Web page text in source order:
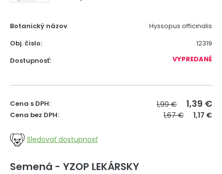
Botanický názov
Hyssopus officinalis
Obj. čislo:
12319
Dostupnosť:
VYPREDANÉ
Cena s DPH: 1,99 € 1,39 €
Cena bez DPH: 1,67 € 1,17 €
Sledovať dostupnosť
Semená - YZOP LEKÁRSKY